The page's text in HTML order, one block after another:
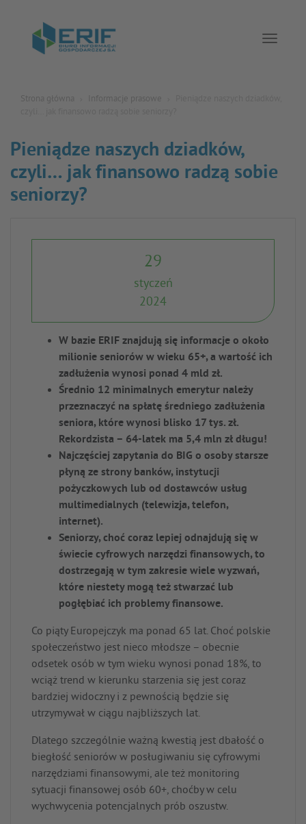
Strona główna Informacje prasowe
Pieniądze naszych dziadków,
czyli… jak finansowo radzą sobie
seniorzy?
29
styczeń
2024
W bazie ERIF znajdują się informacje o około
milionie seniorów w wieku 65+, a wartość ich
zadłużenia wynosi ponad 4 mld zł.
Średnio 12 minimalnych emerytur należy
przeznaczyć na spłatę średniego zadłużenia
seniora, które wynosi blisko 17 tys. zł.
Rekordzista – 64-latek ma 5,4 mln zł długu!
Najczęściej zapytania do BIG o osoby starsze
płyną ze strony banków, instytucji
pożyczkowych lub od dostawców usług
multimedialnych (telewizja, telefon,
internet).
Seniorzy, choć coraz lepiej odnajdują się w
świecie cyfrowych narzędzi finansowych, to
dostrzegają w tym zakresie wiele wyzwań,
które niestety mogą też stwarzać lub
pogłębiać ich problemy finansowe.
Co piąty Europejczyk ma ponad 65 lat. Choć polskie
społeczeństwo jest nieco młodsze – obecnie
odsetek osób w tym wieku wynosi ponad 18%, to
wciąż trend w kierunku starzenia się jest coraz
bardziej widoczny i z pewnością będzie się
utrzymywał w ciągu najbliższych lat.
Dlatego szczególnie ważną kwestią jest dbałość o
biegłość seniorów w posługiwaniu się cyfrowymi
narzędziami finansowymi, ale też monitoring
sytuacji finansowej osób 60+, choćby w celu
wychwycenia potencjalnych prób oszustw.